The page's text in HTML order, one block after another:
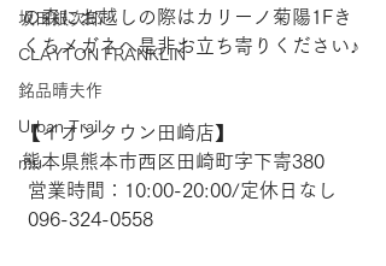
坂田銀次郎
CLAYTON FRANKLIN
銘品晴夫作
Urban Trail
mu
の森にお越しの際はカリーノ菊陽1Fき
くちメガネへ是非お立ち寄りください♪
【​イオンタウン田崎店】
熊本県熊本市西区田崎町字下寄380
営業時間：10:00-20:00/定休日なし
096-324-0558